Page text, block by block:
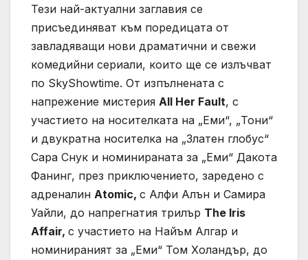
Тези най-актуални заглавия се
присъединяват към поредицата от
завладяващи нови драматични и свежи
комедийни сериали, които ще се излъчват
по SkyShowtimе. От изпълнената с
напрежение мистерия All Her Fault, с
участието на носителката на „Еми“, „Тони“
и двукратна носителка на „Златен глобус“
Сара Снук и номинираната за „Еми“ Дакота
Фанинг, през приключението, заредено с
адреналин Atomic, с Алфи Алън и Самира
Уайли, до напрегнатия трилър The Iris
Affair, с участието на Найъм Алгар и
номинираният за „Еми“ Том Холандър, до